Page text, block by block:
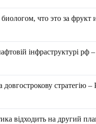
что это за фрукт и
інфраструктурі рф
стратегію –
відходить на другий